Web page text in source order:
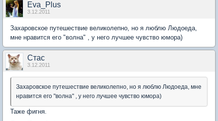
Eva_Plus
3.12.2011
Захаровское путешествие великолепно, но я люблю Людоеда,
мне нравится его "волна" , у него лучшее чувство юмора)
Стас
3.12.2011
Захаровское путешествие великолепно, но я люблю Людоеда, мне
нравится его "волна" , у него лучшее чувство юмора)
Таже фигня.